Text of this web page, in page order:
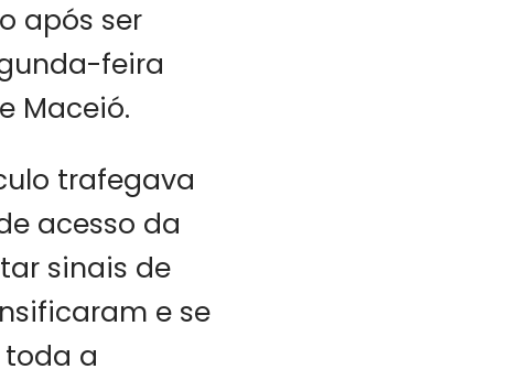
após ser
feira
Maceió.
trafegava
acesso da
sinais de
e se
a